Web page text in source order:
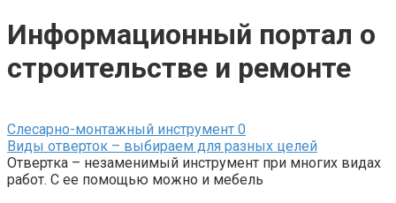
Информационный портал о
строительстве и ремонте
Слесарно-монтажный инструмент 0
Виды отверток – выбираем для разных целей
Отвертка – незаменимый инструмент при многих видах
работ. С ее помощью можно и мебель